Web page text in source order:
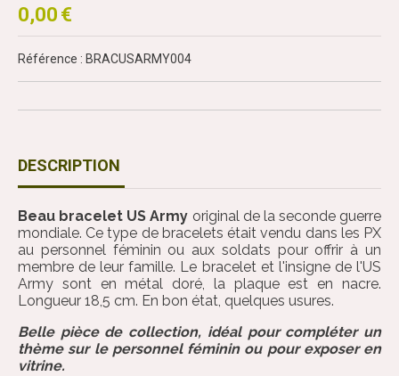
0,00 €
Référence : BRACUSARMY004
DESCRIPTION
Beau bracelet US Army original de la seconde guerre
mondiale. Ce type de bracelets était vendu dans les PX
au personnel féminin ou aux soldats pour offrir à un
membre de leur famille. Le bracelet et l'insigne de l'US
Army sont en métal doré, la plaque est en nacre.
Longueur 18,5 cm. En bon état, quelques usures.
Belle pièce de collection, idéal pour compléter un
thème sur le personnel féminin ou pour exposer en
vitrine.